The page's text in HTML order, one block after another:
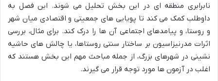
نابرابری منطقه ای در این بخش تحلیل می شوند. این فصل به
داوطلب کمک می کند تا پویایی های جمعیتی و اقتصادی میان شهر
و روستا، و پیامدهای اجتماعی آن ها را درک کند. برای مثال، بررسی
اثرات مدرنیزاسیون بر ساختار سنتی روستاها، یا چالش های حاشیه
نشینی در شهرهای بزرگ، از جمله مباحث مهم این بخش هستند که
اغلب در آزمون ها مورد توجه قرار می گیرند.